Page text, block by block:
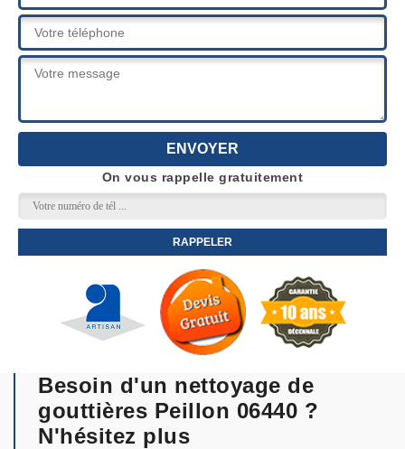
On vous rappelle gratuitement
Besoin d'un nettoyage de
gouttières Peillon 06440 ?
N'hésitez plus